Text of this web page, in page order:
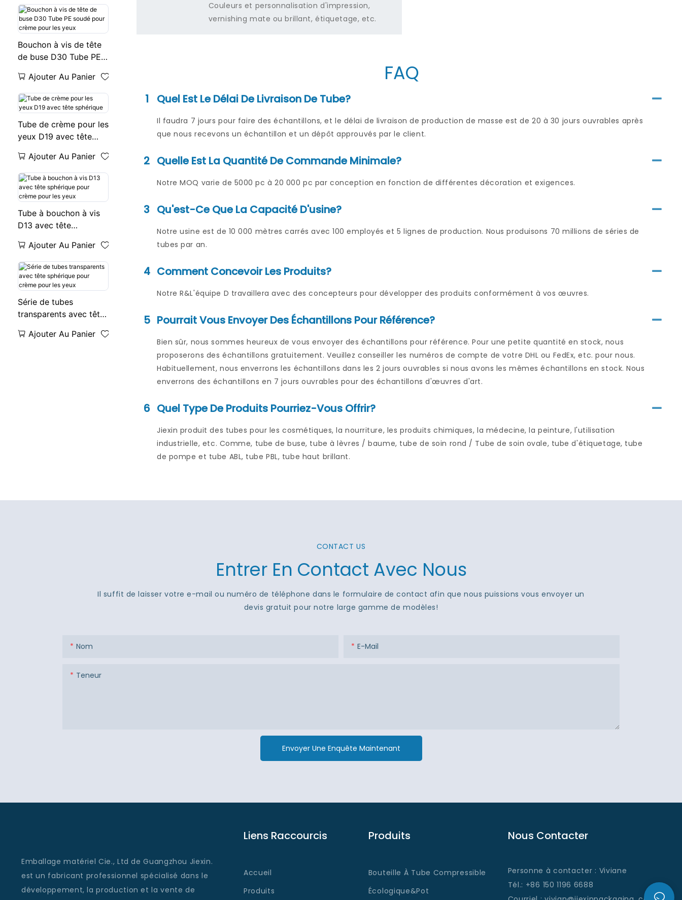
Couleurs et personnalisation d'impression,
vernishing mate ou brillant, étiquetage, etc.
FAQ
1 Quel Est Le Délai De Livraison De Tube?
Il faudra 7 jours pour faire des échantillons, et le délai de livraison de production de masse est de 20 à 30 jours ouvrables après
que nous recevons un échantillon et un dépôt approuvés par le client.
2 Quelle Est La Quantité De Commande Minimale?
Notre MOQ varie de 5000 pc à 20 000 pc par conception en fonction de différentes décoration et exigences.
3 Qu'est-Ce Que La Capacité D'usine?
Notre usine est de 10 000 mètres carrés avec 100 employés et 5 lignes de production. Nous produisons 70 millions de séries de
tubes par an.
4 Comment Concevoir Les Produits?
Notre R&L'équipe D travaillera avec des concepteurs pour développer des produits conformément à vos œuvres.
5 Pourrait Vous Envoyer Des Échantillons Pour Référence?
Bien sûr, nous sommes heureux de vous envoyer des échantillons pour référence. Pour une petite quantité en stock, nous
proposerons des échantillons gratuitement. Veuillez conseiller les numéros de compte de votre DHL ou FedEx, etc. pour nous.
Habituellement, nous enverrons les échantillons dans les 2 jours ouvrables si nous avons les mêmes échantillons en stock. Nous
enverrons des échantillons en 7 jours ouvrables pour des échantillons d'œuvres d'art.
6 Quel Type De Produits Pourriez-Vous Offrir?
Jiexin produit des tubes pour les cosmétiques, la nourriture, les produits chimiques, la médecine, la peinture, l'utilisation
industrielle, etc. Comme, tube de buse, tube à lèvres / baume, tube de soin rond / Tube de soin ovale, tube d'étiquetage, tube
de pompe et tube ABL, tube PBL, tube haut brillant.
Bouchon à vis de tête
de buse D30 Tube PE
les yeux
Ajouter Au Panier
Tube de crème pour les
yeux D19 avec tête
Ajouter Au Panier
Tube à bouchon à vis
D13 avec tête
pour les yeux
Ajouter Au Panier
Série de tubes
transparents avec tête
pour les yeux
Ajouter Au Panier
CONTACT US
Entrer En Contact Avec Nous
Il suffit de laisser votre e-mail ou numéro de téléphone dans le formulaire de contact afin que nous puissions vous envoyer un
devis gratuit pour notre large gamme de modèles!
Nom E-Mail
Teneur
Envoyer Une Enquête Maintenant
Emballage matériel Cie., Ltd de Guangzhou Jiexin.
est un fabricant professionnel spécialisé dans le
développement, la production et la vente de
Liens Raccourcis
Accueil
Produits
Produits
Bouteille À Tube Compressible
Écologique&Pot
Nous Contacter
Personne à contacter : Viviane
Tél.: +86 150 1196 6688